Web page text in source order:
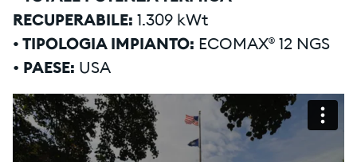
RECUPERABILE: 1.309 kWt
• TIPOLOGIA IMPIANTO: ECOMAX® 12 NGS
• PAESE: USA